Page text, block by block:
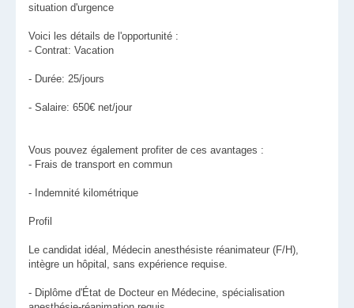
situation d'urgence
Voici les détails de l'opportunité :
- Contrat: Vacation
- Durée: 25/jours
- Salaire: 650€ net/jour
Vous pouvez également profiter de ces avantages :
- Frais de transport en commun
- Indemnité kilométrique
Profil
Le candidat idéal, Médecin anesthésiste réanimateur (F/H),
intègre un hôpital, sans expérience requise.
- Diplôme d'État de Docteur en Médecine, spécialisation